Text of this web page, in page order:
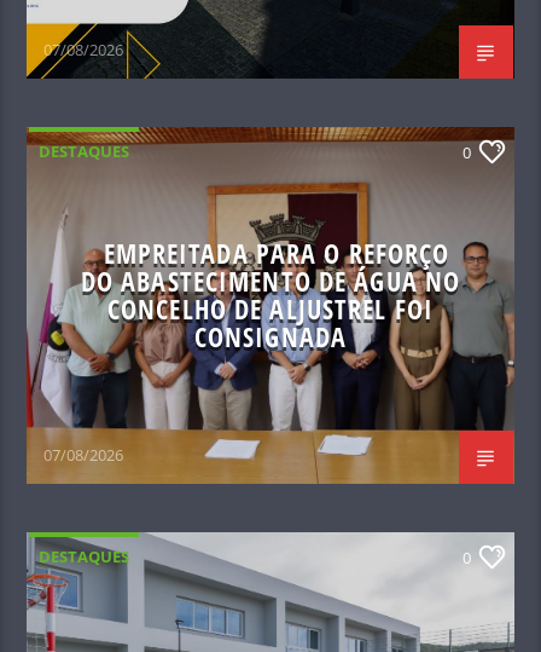
07/08/2026
DESTAQUES 0
EMPREITADA PARA O REFORÇO
DO ABASTECIMENTO DE ÁGUA NO
CONCELHO DE ALJUSTREL FOI
CONSIGNADA
07/08/2026
DESTAQUES 0